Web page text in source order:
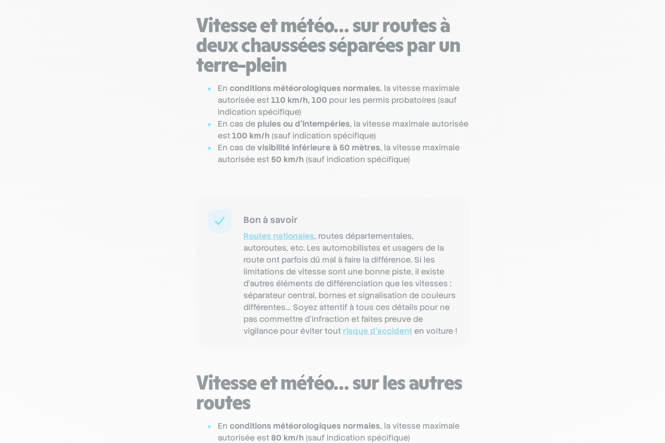
Vitesse et météo… sur routes à
deux chaussées séparées par un
terre-plein
En conditions météorologiques normales, la vitesse maximale
autorisée est110 km/h, 100 pour les permis probatoires (sauf
indication spécifique)
En cas de pluies ou d’intempéries, la vitesse maximale autorisée
est100 km/h (sauf indication spécifique)
En cas devisibilité inférieure à 50 mètres, la vitesse maximale
autorisée est 50 km/h (sauf indication spécifique)
Bon à savoir
Routes nationales, routes départementales,
autoroutes, etc. Les automobilistes et usagers de la
route ont parfois dû mal à faire la différence. Si les
limitations de vitesse sont une bonne piste, il existe
d’autres éléments de différenciation que les vitesses :
séparateur central, bornes et signalisation de couleurs
différentes… Soyez attentif à tous ces détails pour ne
pas commettre d’infraction et faites preuve de
vigilance pour éviter tout risque d’accidenten voiture !
Vitesse et météo… sur les autres
routes
En conditions météorologiques normales, la vitesse maximale
autorisée est80 km/h (sauf indication spécifique)